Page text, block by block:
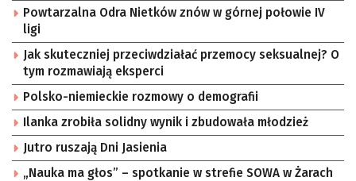
Powtarzalna Odra Nietków znów w górnej połowie IV
ligi
Jak skuteczniej przeciwdziałać przemocy seksualnej? O
tym rozmawiają eksperci
Polsko-niemieckie rozmowy o demografii
Ilanka zrobiła solidny wynik i zbudowała młodzież
Jutro ruszają Dni Jasienia
„Nauka ma głos” – spotkanie w strefie SOWA w Żarach